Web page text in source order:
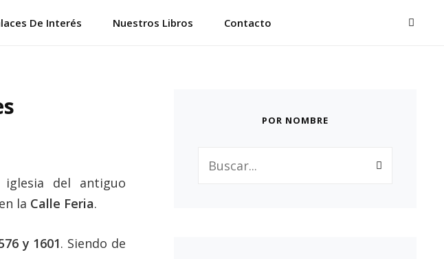
De Interés Nuestros Libros Contacto
del antiguo
la Calle Feria.
y 1601. Siendo de
POR NOMBRE